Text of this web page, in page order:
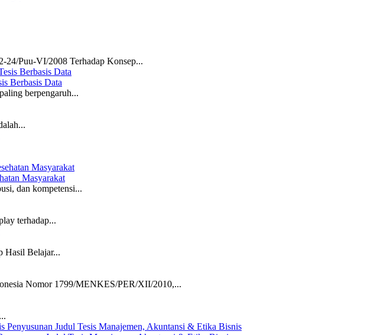
24/Puu-VI/2008 Terhadap Konsep...
Berbasis Data
berpengaruh...
Masyarakat
dan kompetensi...
terhadap...
Hasil Belajar...
Nomor 1799/MENKES/PER/XII/2010,...